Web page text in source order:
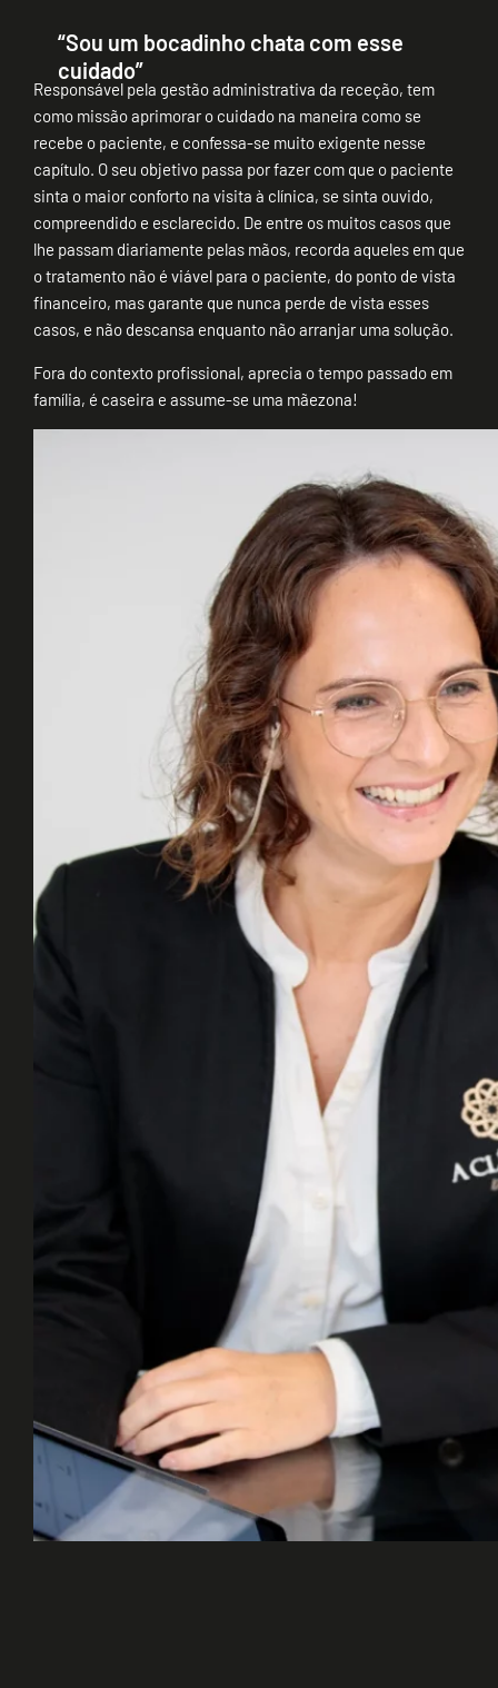
“Sou um bocadinho chata com esse
cuidado”
Responsável pela gestão administrativa da receção, tem
como missão aprimorar o cuidado na maneira como se
recebe o paciente, e confessa-se muito exigente nesse
capítulo. O seu objetivo passa por fazer com que o paciente
sinta o maior conforto na visita à clínica, se sinta ouvido,
compreendido e esclarecido. De entre os muitos casos que
lhe passam diariamente pelas mãos, recorda aqueles em que
o tratamento não é viável para o paciente, do ponto de vista
financeiro, mas garante que nunca perde de vista esses
casos, e não descansa enquanto não arranjar uma solução.
Fora do contexto profissional, aprecia o tempo passado em
família, é caseira e assume-se uma mãezona!